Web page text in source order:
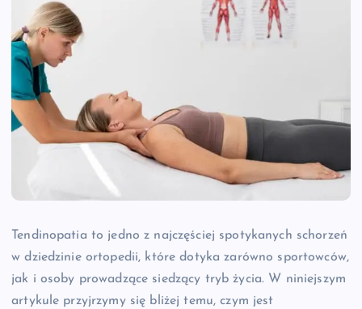
Tendinopatia to jedno z najczęściej spotykanych schorzeń
w dziedzinie ortopedii, które dotyka zarówno sportowców,
jak i osoby prowadzące siedzący tryb życia. W niniejszym
artykule przyjrzymy się bliżej temu, czym jest